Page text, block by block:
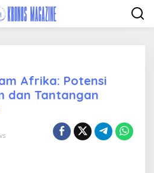
Afrika: Potensi
dan Tantangan